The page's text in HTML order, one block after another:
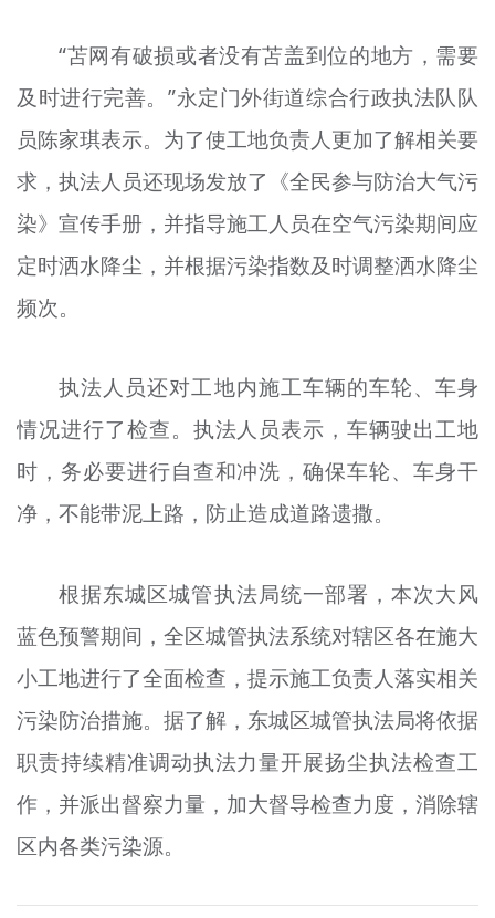
“苫网有破损或者没有苫盖到位的地方，需要
及时进行完善。”永定门外街道综合行政执法队队
员陈家琪表示。为了使工地负责人更加了解相关要
求，执法人员还现场发放了《全民参与防治大气污
染》宣传手册，并指导施工人员在空气污染期间应
定时洒水降尘，并根据污染指数及时调整洒水降尘
频次。
执法人员还对工地内施工车辆的车轮、车身
情况进行了检查。执法人员表示，车辆驶出工地
时，务必要进行自查和冲洗，确保车轮、车身干
净，不能带泥上路，防止造成道路遗撒。
根据东城区城管执法局统一部署，本次大风
蓝色预警期间，全区城管执法系统对辖区各在施大
小工地进行了全面检查，提示施工负责人落实相关
污染防治措施。据了解，东城区城管执法局将依据
职责持续精准调动执法力量开展扬尘执法检查工
作，并派出督察力量，加大督导检查力度，消除辖
区内各类污染源。